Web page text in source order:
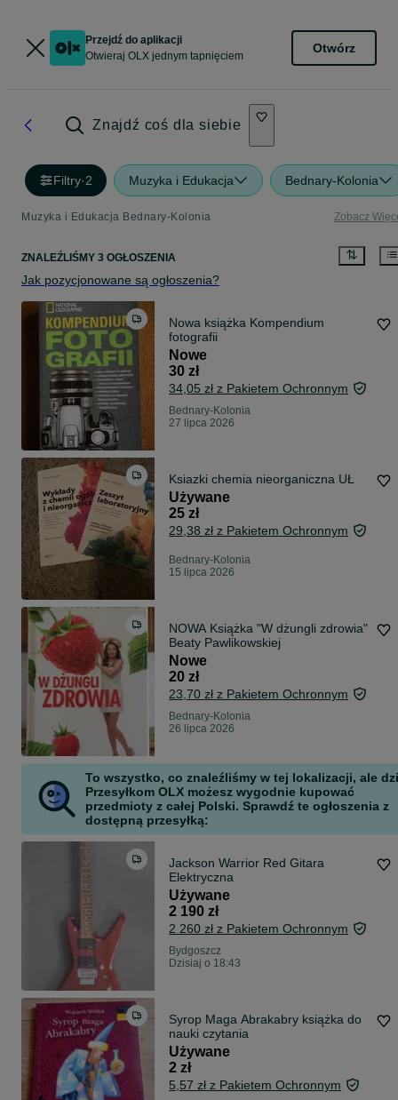
Przejdź do aplikacji
Otwieraj OLX jednym tapnięciem
Otwórz
Znajdź coś dla siebie
Filtry·2 Muzyka i Edukacja Bednary-Kolonia
Muzyka i Edukacja Bednary-Kolonia Zobacz
ZNALEŹLIŚMY 3 OGŁOSZENIA
Jak pozycjonowane są ogłoszenia?
Nowa książka Kompendium
fotografii
Nowe
30 zł
34,05 zł z Pakietem Ochronnym
Bednary-Kolonia
27 lipca 2026
Ksiazki chemia nieorganiczna UŁ
Używane
25 zł
29,38 zł z Pakietem Ochronnym
Bednary-Kolonia
15 lipca 2026
NOWA Książka "W dżungli zdrowia"
Beaty Pawlikowskiej
Nowe
20 zł
23,70 zł z Pakietem Ochronnym
Bednary-Kolonia
26 lipca 2026
To wszystko, co znaleźliśmy w tej lokalizacji, ale
Przesyłkom OLX możesz wygodnie kupować
przedmioty z całej Polski. Sprawdź te ogłoszenia z
dostępną przesyłką:
Jackson Warrior Red Gitara
Elektryczna
Używane
2 190 zł
2 260 zł z Pakietem Ochronnym
Bydgoszcz
Dzisiaj o 18:43
Syrop Maga Abrakabry książka do
nauki czytania
Używane
2 zł
5,57 zł z Pakietem Ochronnym